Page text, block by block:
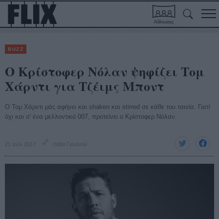
Αίθουσες
BUZZ
Ο Κρίστοφερ Νόλαν ψηφίζει Τομ
Χάρντι για Τζέιμς Μποντ
Ο Τομ Χάρντι μάς αφήνει και shaken και stirred σε κάθε του ταινία. Γιατί
όχι και σ' ένα μελλοντικό 007, προτείνει ο Κρίστοφερ Νόλαν.
21 Ιούλ 2017 Λήδα Γαλανού